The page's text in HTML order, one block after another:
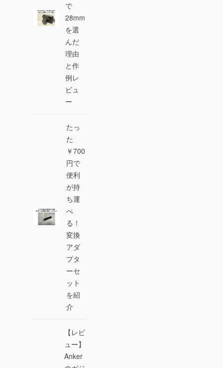
で
28mm
を選
んだ
理由
と作
例レ
ビュ
ー
たっ
た
￥700
円で
便利
が持
ち運
べ
る！
変換
アダ
プタ
ーセ
ット
を紹
介
【レビ
ュー】
Anker